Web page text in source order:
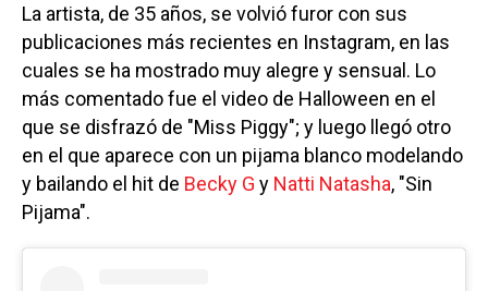
La artista, de 35 años, se volvió furor con sus
publicaciones más recientes en Instagram, en las
cuales se ha mostrado muy alegre y sensual. Lo
más comentado fue el video de Halloween en el
que se disfrazó de "Miss Piggy"; y luego llegó otro
en el que aparece con un pijama blanco modelando
y bailando el hit de Becky G y Natti Natasha, "Sin
Pijama".